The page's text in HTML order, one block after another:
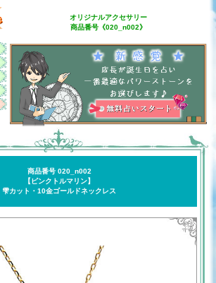
オリジナルアクセサリー
商品番号《020_n002》
商品番号 020_n002
【ピンクトルマリン】
雫カット・10金ゴールドネックレス